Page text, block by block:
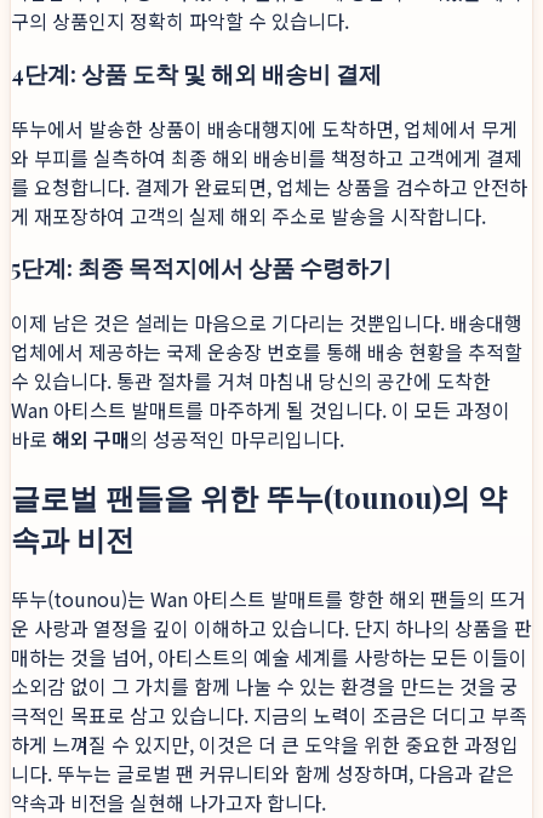
구의 상품인지 정확히 파악할 수 있습니다.
4단계: 상품 도착 및 해외 배송비 결제
뚜누에서 발송한 상품이 배송대행지에 도착하면, 업체에서 무게
와 부피를 실측하여 최종 해외 배송비를 책정하고 고객에게 결제
를 요청합니다. 결제가 완료되면, 업체는 상품을 검수하고 안전하
게 재포장하여 고객의 실제 해외 주소로 발송을 시작합니다.
5단계: 최종 목적지에서 상품 수령하기
이제 남은 것은 설레는 마음으로 기다리는 것뿐입니다. 배송대행
업체에서 제공하는 국제 운송장 번호를 통해 배송 현황을 추적할
수 있습니다. 통관 절차를 거쳐 마침내 당신의 공간에 도착한
Wan 아티스트 발매트를 마주하게 될 것입니다. 이 모든 과정이
바로 해외 구매의 성공적인 마무리입니다.
글로벌 팬들을 위한 뚜누(tounou)의 약
속과 비전
뚜누(tounou)는 Wan 아티스트 발매트를 향한 해외 팬들의 뜨거
운 사랑과 열정을 깊이 이해하고 있습니다. 단지 하나의 상품을 판
매하는 것을 넘어, 아티스트의 예술 세계를 사랑하는 모든 이들이
소외감 없이 그 가치를 함께 나눌 수 있는 환경을 만드는 것을 궁
극적인 목표로 삼고 있습니다. 지금의 노력이 조금은 더디고 부족
하게 느껴질 수 있지만, 이것은 더 큰 도약을 위한 중요한 과정입
니다. 뚜누는 글로벌 팬 커뮤니티와 함께 성장하며, 다음과 같은
약속과 비전을 실현해 나가고자 합니다.